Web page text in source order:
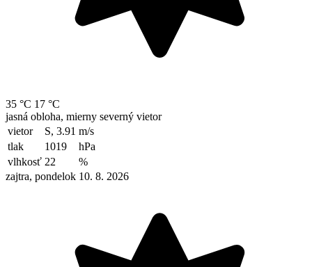
35 °C 17 °C
jasná obloha, mierny severný vietor
vietor
S, 3.91 m/s
tlak
1019
hPa
vlhkosť 22
%
zajtra, pondelok 10. 8. 2026